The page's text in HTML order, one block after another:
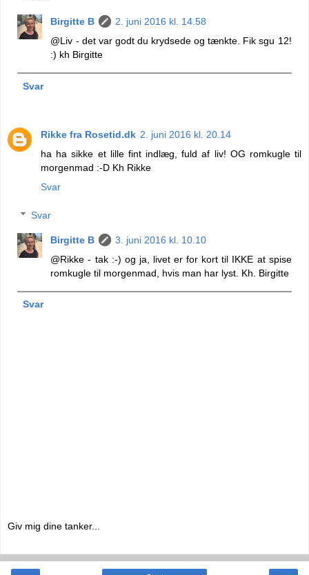
Birgitte B
2. juni 2016 kl. 14.58
@Liv - det var godt du krydsede og tænkte. Fik sgu 12!
:) kh Birgitte
Svar
Rikke fra Rosetid.dk 2. juni 2016 kl. 20.14
ha ha sikke et lille fint indlæg, fuld af liv! OG romkugle til
morgenmad :-D Kh Rikke
Svar
Svar
Birgitte B
3. juni 2016 kl. 10.10
@Rikke - tak :-) og ja, livet er for kort til IKKE at spise
romkugle til morgenmad, hvis man har lyst. Kh. Birgitte
Svar
Giv mig dine tanker...